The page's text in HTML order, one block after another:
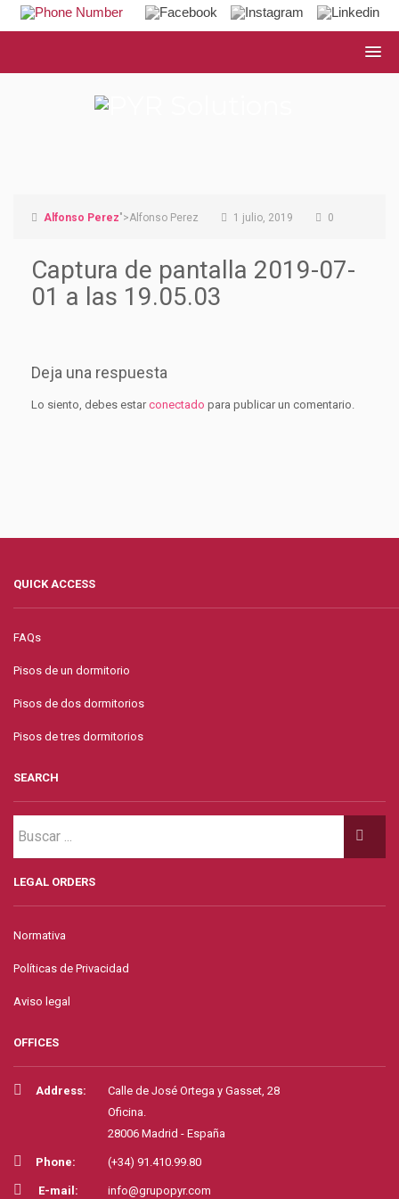
Alfonso Perez">Alfonso Perez 1 julio, 2019 0
Captura de pantalla 2019-07-
01 a las 19.05.03
Deja una respuesta
Lo siento, debes estarconectado para publicar un comentario.
QUICK ACCESS
FAQs
Pisos de un dormitorio
Pisos de dos dormitorios
Pisos de tres dormitorios
SEARCH
LEGAL ORDERS
Normativa
Políticas de Privacidad
Aviso legal
OFFICES
Address:
Calle de José Ortega y Gasset, 28
Oficina.
28006 Madrid - España
Phone: (+34) 91.410.99.80
E-mail: info@grupopyr.com